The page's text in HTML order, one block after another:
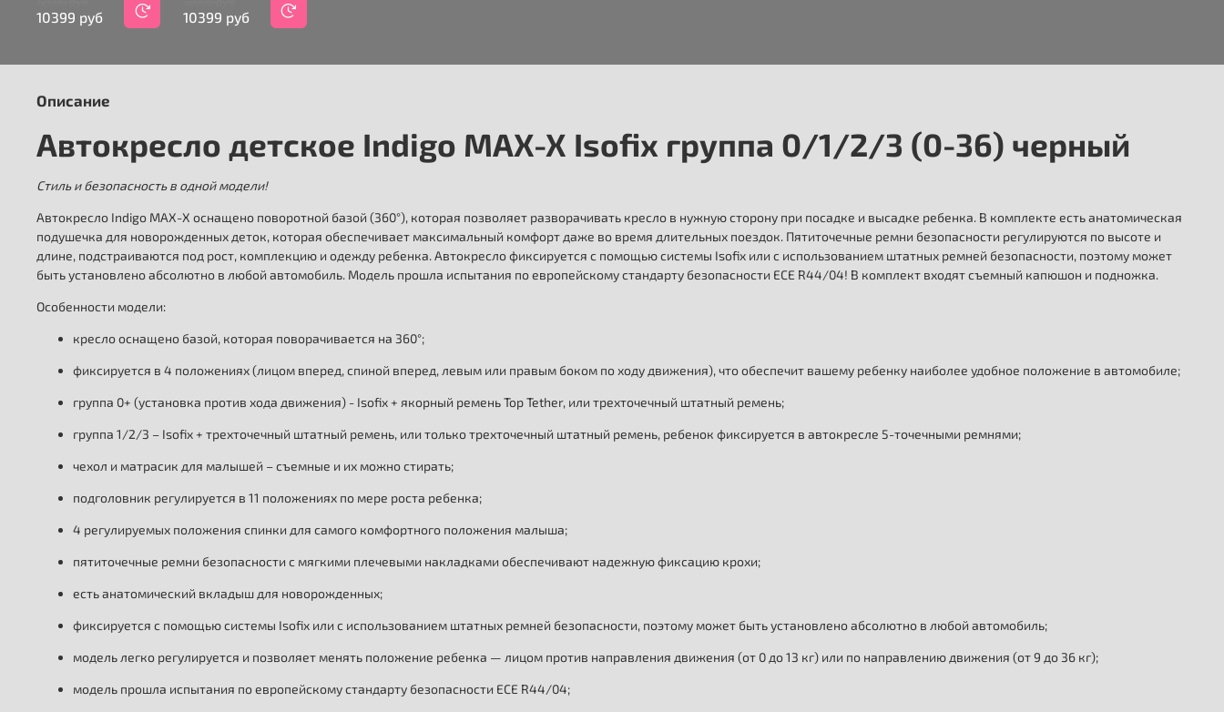
10399 руб 10399 руб
Описание
Автокресло детское Indigo MAX-X Isofix группа 0/1/2/3 (0-36) черный
Стиль и безопасность в одной модели!
Автокресло Indigo MAX-X оснащено поворотной базой (360°), которая позволяет разворачивать кресло в нужную сторону при посадке и высадке ребенка. В комплекте есть анатомическая
подушечка для новорожденных деток, которая обеспечивает максимальный комфорт даже во время длительных поездок. Пятиточечные ремни безопасности регулируются по высоте и
длине, подстраиваются под рост, комплекцию и одежду ребенка. Автокресло фиксируется с помощью системы Isofix или с использованием штатных ремней безопасности, поэтому может
быть установлено абсолютно в любой автомобиль. Модель прошла испытания по европейскому стандарту безопасности ECE R44/04! В комплект входят съемный капюшон и подножка.
Особенности модели:
кресло оснащено базой, которая поворачивается на 360°;
фиксируется в 4 положениях (лицом вперед, спиной вперед, левым или правым боком по ходу движения), что обеспечит вашему ребенку наиболее удобное положение в автомобиле;
группа 0+ (установка против хода движения) - Isofix + якорный ремень Top Tether, или трехточечный штатный ремень;
группа 1/2/3 – Isofix + трехточечный штатный ремень, или только трехточечный штатный ремень, ребенок фиксируется в автокресле 5-точечными ремнями;
чехол и матрасик для малышей – съемные и их можно стирать;
подголовник регулируется в 11 положениях по мере роста ребенка;
4 регулируемых положения спинки для самого комфортного положения малыша;
пятиточечные ремни безопасности с мягкими плечевыми накладками обеспечивают надежную фиксацию крохи;
есть анатомический вкладыш для новорожденных;
фиксируется с помощью системы Isofix или с использованием штатных ремней безопасности, поэтому может быть установлено абсолютно в любой автомобиль;
модель легко регулируется и позволяет менять положение ребенка — лицом против направления движения (от 0 до 13 кг) или по направлению движения (от 9 до 36 кг);
модель прошла испытания по европейскому стандарту безопасности ECE R44/04;